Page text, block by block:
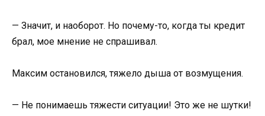
— Значит, и наоборот. Но почему-то, когда ты кредит
брал, мое мнение не спрашивал.
Максим остановился, тяжело дыша от возмущения.
— Не понимаешь тяжести ситуации! Это же не шутки!